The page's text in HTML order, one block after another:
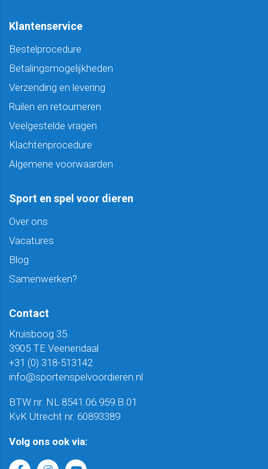
Klantenservice
Bestelprocedure
Betalingsmogelijkheden
Verzending en levering
Ruilen en retourneren
Veelgestelde vragen
Klachtenprocedure
Algemene voorwaarden
Sport en spel voor dieren
Over ons
Vacatures
Blog
Samenwerken?
Contact
Kruisboog 35
3905 TE Veenendaal
+31 (0) 318-513142
info@sportenspelvoordieren.nl
BTW nr. NL 8541.06.959.B.01
KvK Utrecht nr. 60893389
Volg ons ook via: